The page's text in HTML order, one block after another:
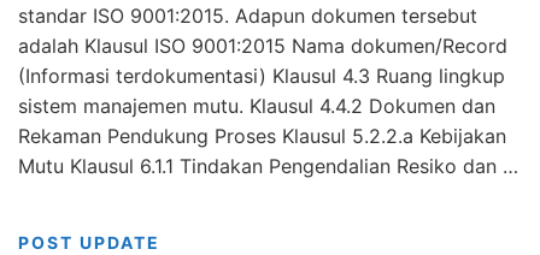
standar ISO 9001:2015. Adapun dokumen tersebut
adalah Klausul ISO 9001:2015 Nama dokumen/Record
(Informasi terdokumentasi) Klausul 4.3 Ruang lingkup
sistem manajemen mutu. Klausul 4.4.2 Dokumen dan
Rekaman Pendukung Proses Klausul 5.2.2.a Kebijakan
Mutu Klausul 6.1.1 Tindakan Pengendalian Resiko dan …
POST UPDATE